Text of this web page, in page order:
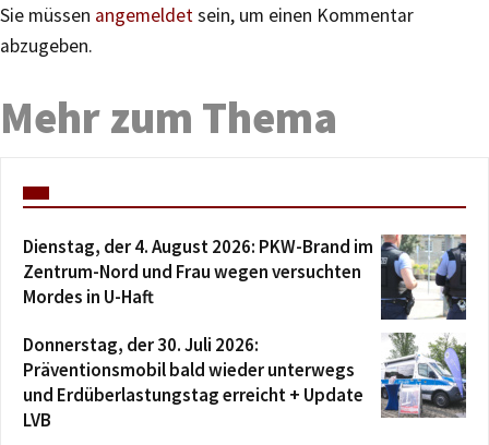
Sie müssen angemeldetsein, um einen Kommentar
abzugeben.
Mehr zum Thema
Dienstag, der 4. August 2026: PKW-Brand im
Zentrum-Nord und Frau wegen versuchten
Mordes in U-Haft
Donnerstag, der 30. Juli 2026:
Präventionsmobil bald wieder unterwegs
und Erdüberlastungstag erreicht + Update
LVB